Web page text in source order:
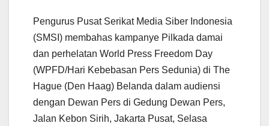
Pengurus Pusat Serikat Media Siber Indonesia
(SMSI) membahas kampanye Pilkada damai
dan perhelatan World Press Freedom Day
(WPFD/Hari Kebebasan Pers Sedunia) di The
Hague (Den Haag) Belanda dalam audiensi
dengan Dewan Pers di Gedung Dewan Pers,
Jalan Kebon Sirih, Jakarta Pusat, Selasa